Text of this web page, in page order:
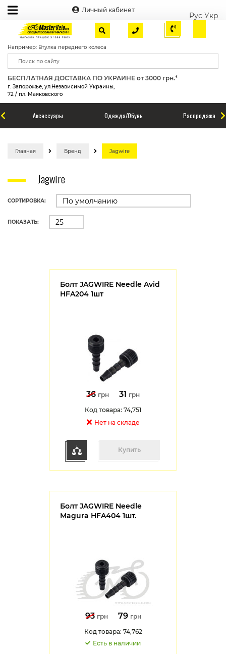
Личный кабинет
Рус Укр
Например: Втулка переднего колеса
БЕСПЛАТНАЯ ДОСТАВКА ПО УКРАИНЕ от 3000 грн.*
г. Запорожье, ул.Независимой Украины,
72 / пл. Маяковского
Аксессуары Одежда/Обувь Распродажа
Главная Бренд Jagwire
Jagwire
СОРТИРОВКА:
ПОКАЗАТЬ:
Болт JAGWIRE Needle Avid
HFA204 1шт
36 грн 31 грн
Код товара: 74,751
Нет на cкладе
Купить
Болт JAGWIRE Needle
Magura HFA404 1шт.
93 грн 79 грн
Код товара: 74,762
Есть в наличии